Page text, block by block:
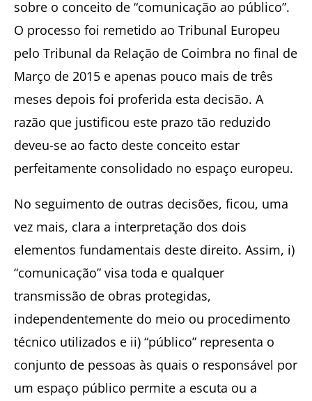
sobre o conceito de “comunicação ao público”.
O processo foi remetido ao Tribunal Europeu
pelo Tribunal da Relação de Coimbra no final de
Março de 2015 e apenas pouco mais de três
meses depois foi proferida esta decisão. A
razão que justificou este prazo tão reduzido
deveu-se ao facto deste conceito estar
perfeitamente consolidado no espaço europeu.
No seguimento de outras decisões, ficou, uma
vez mais, clara a interpretação dos dois
elementos fundamentais deste direito. Assim, i)
“comunicação” visa toda e qualquer
transmissão de obras protegidas,
independentemente do meio ou procedimento
técnico utilizados e ii) “público” representa o
conjunto de pessoas às quais o responsável por
um espaço público permite a escuta ou a